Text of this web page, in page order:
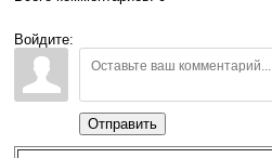
Войдите:
Отправить